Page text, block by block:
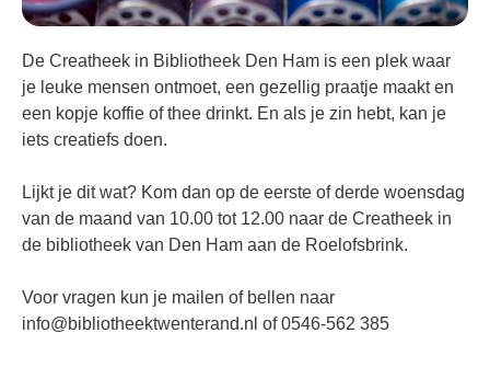
De Creatheek in Bibliotheek Den Ham is een plek waar
je leuke mensen ontmoet, een gezellig praatje maakt en
een kopje koffie of thee drinkt. En als je zin hebt, kan je
iets creatiefs doen.
Lijkt je dit wat? Kom dan op de eerste of derde woensdag
van de maand van 10.00 tot 12.00 naar de Creatheek in
de bibliotheek van Den Ham aan de Roelofsbrink.
Voor vragen kun je mailen of bellen naar
info@bibliotheektwenterand.nl of 0546-562 385